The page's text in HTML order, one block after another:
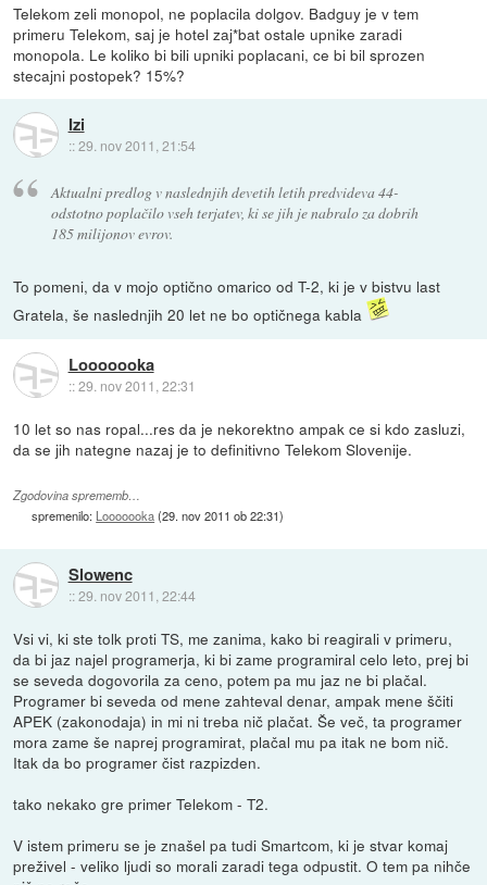
Telekom zeli monopol, ne poplacila dolgov. Badguy je v tem
primeru Telekom, saj je hotel zaj*bat ostale upnike zaradi
monopola. Le koliko bi bili upniki poplacani, ce bi bil sprozen
stecajni postopek? 15%?
Izi
::29. nov 2011, 21:54
Aktualni predlog v naslednjih devetih letih predvideva 44-
odstotno poplačilo vseh terjatev, ki se jih je nabralo za dobrih
185 milijonov evrov.
To pomeni, da v mojo optično omarico od T-2, ki je v bistvu last
Gratela, še naslednjih 20 let ne bo optičnega kabla
Looooooka
::29. nov 2011, 22:31
10 let so nas ropal...res da je nekorektno ampak ce si kdo zasluzi,
da se jih nategne nazaj je to definitivno Telekom Slovenije.
Zgodovina sprememb…
spremenilo: Looooooka(29. nov 2011 ob 22:31)
Slowenc
::29. nov 2011, 22:44
Vsi vi, ki ste tolk proti TS, me zanima, kako bi reagirali v primeru,
da bi jaz najel programerja, ki bi zame programiral celo leto, prej bi
se seveda dogovorila za ceno, potem pa mu jaz ne bi plačal.
Programer bi seveda od mene zahteval denar, ampak mene ščiti
APEK (zakonodaja) in mi ni treba nič plačat. Še več, ta programer
mora zame še naprej programirat, plačal mu pa itak ne bom nič.
Itak da bo programer čist razpizden.
tako nekako gre primer Telekom - T2.
V istem primeru se je znašel pa tudi Smartcom, ki je stvar komaj
preživel - veliko ljudi so morali zaradi tega odpustit. O tem pa nihče